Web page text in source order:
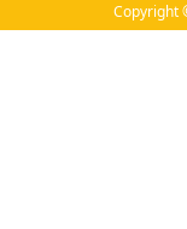
Copyright